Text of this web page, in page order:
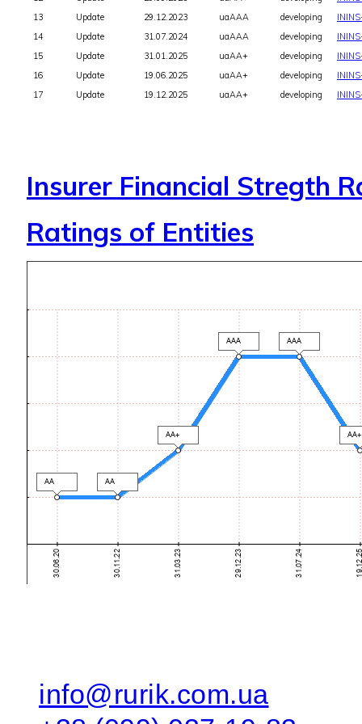
13
Update 29.12.2023 uaAAA developing
14
Update 31.07.2024 uaAAA developing
15
Update 31.01.2025 uaAA+ developing
16
Update 19.06.2025 uaAA+ developing
17
Update 19.12.2025 uaAA+ developing
Insurer Financial Stregth
Ratings of Entities
info@rurik.com.ua